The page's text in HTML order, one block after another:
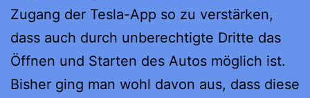
Zugang der Tesla-App so zu verstärken,
dass auch durch unberechtigte Dritte das
Öffnen und Starten des Autos möglich ist.
Bisher ging man wohl davon aus, dass diese